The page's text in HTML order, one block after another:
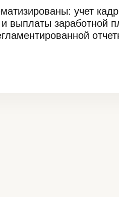
учет
и выплаты заработной